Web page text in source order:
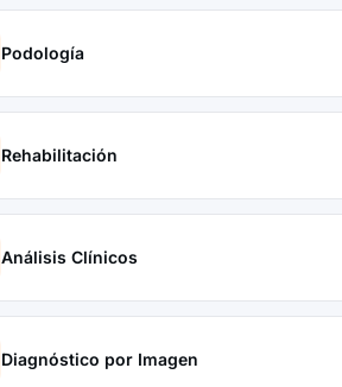
Podología
Rehabilitación
Análisis Clínicos
Diagnóstico por Imagen